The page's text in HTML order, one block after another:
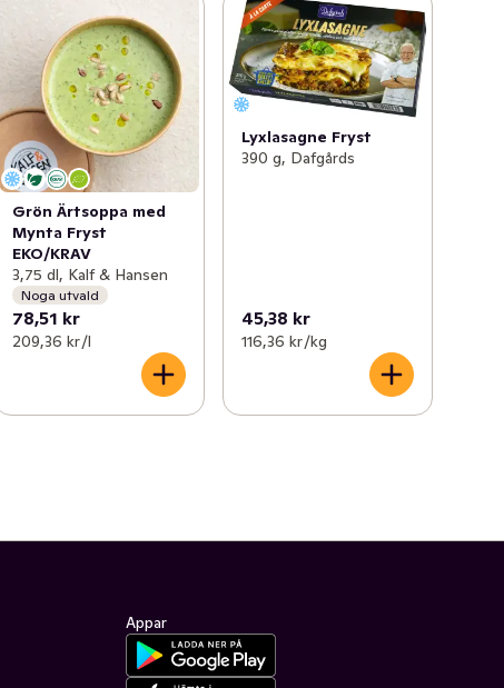
Grön Ärtsoppa med
Mynta Fryst
EKO/KRAV
3,75 dl, Kalf & Hansen
Noga utvald
78,51 kr
209,36 kr /l
Lyxlasagne Fryst
390 g, Dafgårds
45,38 kr
116,36 kr /kg
Appar